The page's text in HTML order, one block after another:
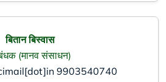
बितान बिस्वास
(मानव संसाधन)
9903540740